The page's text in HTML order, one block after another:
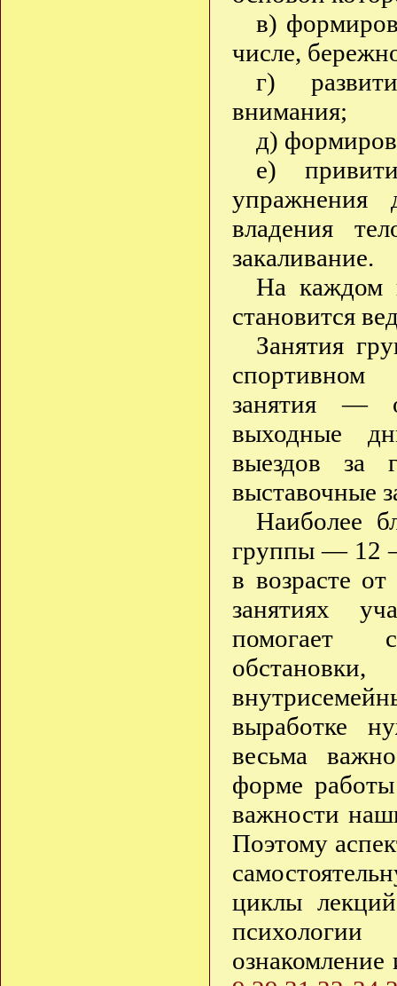
в)
числе,
г)
внимания;
д)
е)
упражнения
владения
закаливание.
На каждом
становится
Занятия
спортивном
занятия —
выходные
выездов за
выставочные
Наиболее
группы — 12
в возрасте
занятиях
помогает
выработке
весьма
форме
важности
Поэтому
циклы